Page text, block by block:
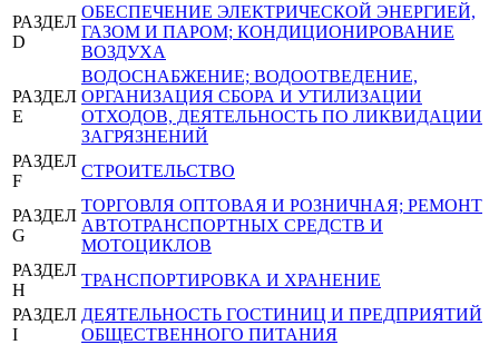
РАЗДЕЛ
D
ОБЕСПЕЧЕНИЕ ЭЛЕКТРИЧЕСКОЙ ЭНЕРГИЕЙ,
ГАЗОМ И ПАРОМ; КОНДИЦИОНИРОВАНИЕ
ВОЗДУХА
РАЗДЕЛ
E
ВОДОСНАБЖЕНИЕ; ВОДООТВЕДЕНИЕ,
ОРГАНИЗАЦИЯ СБОРА И УТИЛИЗАЦИИ
ОТХОДОВ, ДЕЯТЕЛЬНОСТЬ ПО ЛИКВИДАЦИИ
ЗАГРЯЗНЕНИЙ
РАЗДЕЛ
F
СТРОИТЕЛЬСТВО
РАЗДЕЛ
G
ТОРГОВЛЯ ОПТОВАЯ И РОЗНИЧНАЯ; РЕМОНТ
АВТОТРАНСПОРТНЫХ СРЕДСТВ И
МОТОЦИКЛОВ
РАЗДЕЛ
H
ТРАНСПОРТИРОВКА И ХРАНЕНИЕ
РАЗДЕЛ
I
ДЕЯТЕЛЬНОСТЬ ГОСТИНИЦ И ПРЕДПРИЯТИЙ
ОБЩЕСТВЕННОГО ПИТАНИЯ